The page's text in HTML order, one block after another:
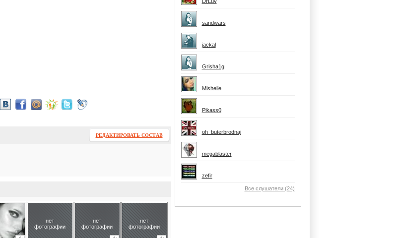
РЕДАКТИРОВАТЬ СОСТАВ
нет
фотографии
нет
фотографии
нет
фотографии
sandwars
jackal
Grisha1g
Mishelle
Pikass0
oh_buterbrodnaj
megablaster
zefir
Все слушатели (24)